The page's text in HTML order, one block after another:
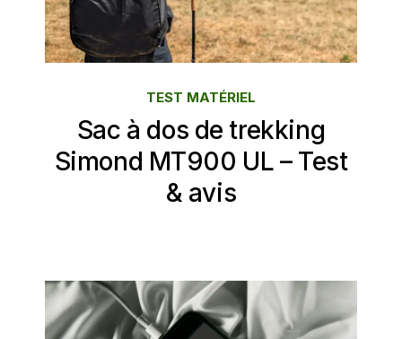
Sac à dos de trekking
Simond MT900 UL – Test
& avis
TEST MATÉRIEL